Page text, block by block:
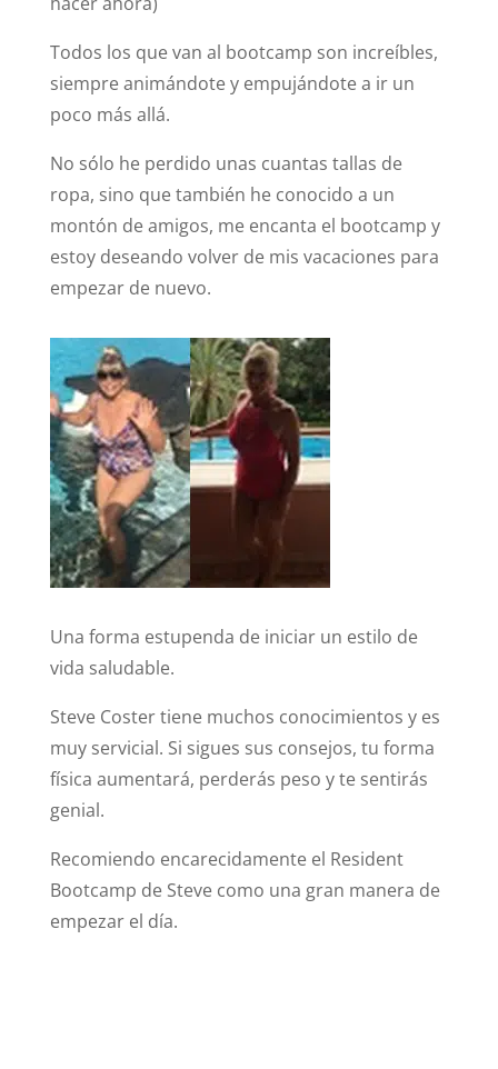
Todos los que van al bootcamp son increíbles,
siempre animándote y empujándote a ir un
poco más allá.
No sólo he perdido unas cuantas tallas de
ropa, sino que también he conocido a un
montón de amigos, me encanta el bootcamp y
estoy deseando volver de mis vacaciones para
empezar de nuevo.
Una forma estupenda de iniciar un estilo de
vida saludable.
Steve Coster tiene muchos conocimientos y es
muy servicial. Si sigues sus consejos, tu forma
física aumentará, perderás peso y te sentirás
genial.
Recomiendo encarecidamente el Resident
Bootcamp de Steve como una gran manera de
empezar el día.